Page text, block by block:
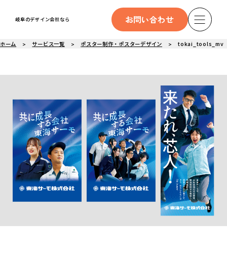
岐阜のデザイン会社なら お問い合わせ
ホーム サービス一覧 ポスター制作・ポスターデザイン tokai_tools_mv